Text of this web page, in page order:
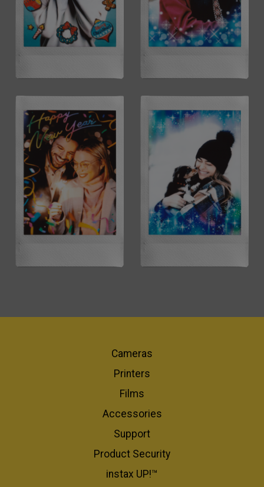
Cameras
Printers
Films
Accessories
Support
Product Security
instax UP!™